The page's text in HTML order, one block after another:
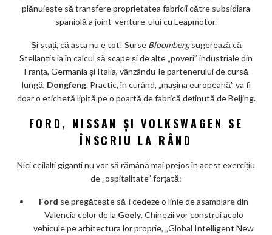
plănuiește să transfere proprietatea fabricii către subsidiara
spaniolă a joint-venture-ului cu Leapmotor.
Și stați, că asta nu e tot! Surse Bloombergsugerează că
Stellantis ia în calcul să scape și de alte „poveri” industriale din
Franța, Germania și Italia, vânzându-le partenerului de cursă
lungă, Dongfeng. Practic, în curând, „mașina europeană” va fi
doar o etichetă lipită pe o poartă de fabrică deținută de Beijing.
FORD, NISSAN ȘI VOLKSWAGEN SE
ÎNSCRIU LA RÂND
Nici ceilalți giganți nu vor să rămână mai prejos în acest exercițiu
de „ospitalitate” forțată:
Ford se pregătește să-i cedeze o linie de asamblare din
Valencia celor de la Geely. Chinezii vor construi acolo
vehicule pe arhitectura lor proprie, „Global Intelligent New